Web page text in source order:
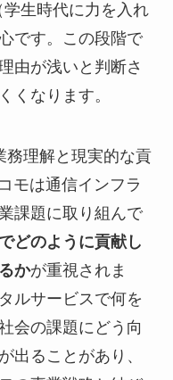
生時代に力を入れ
です。この段階で
由が浅いと判断さ
くなります。
務理解と現実的な貢
モは通信インフラ
課題に取り組んで
どのように貢献し
かが重視されま
ルサービスで何を
会の課題にどう向
出ることがあり、